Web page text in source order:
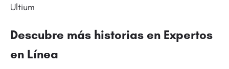
Ultium
Descubre más historias en Expertos
en Línea